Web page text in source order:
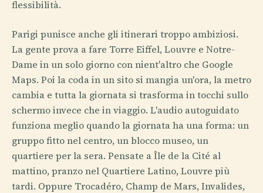
flessibilità.
Parigi punisce anche gli itinerari troppo ambiziosi.
La gente prova a fare Torre Eiffel, Louvre e Notre-
Dame in un solo giorno con nient'altro che Google
Maps. Poi la coda in un sito si mangia un'ora, la metro
cambia e tutta la giornata si trasforma in tocchi sullo
schermo invece che in viaggio. L'audio autoguidato
funziona meglio quando la giornata ha una forma: un
gruppo fitto nel centro, un blocco museo, un
quartiere per la sera. Pensate a Île de la Cité al
mattino, pranzo nel Quartiere Latino, Louvre più
tardi. Oppure Trocadéro, Champ de Mars, Invalides,